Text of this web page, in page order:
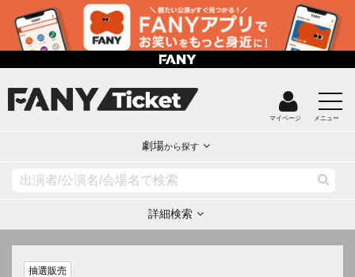
マイページ メニュー
劇場から探す
詳細検索
抽選販売